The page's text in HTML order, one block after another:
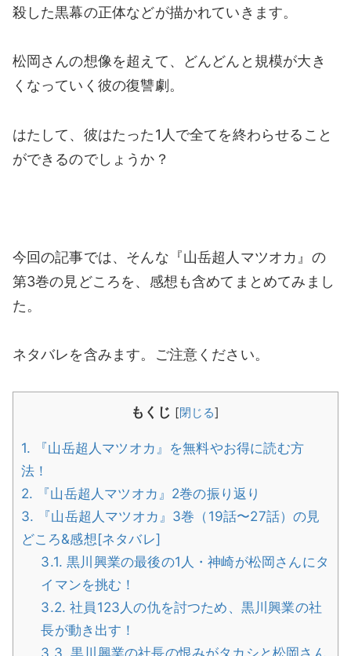
殺した黒幕の正体などが描かれていきます。
松岡さんの想像を超えて、どんどんと規模が大き
くなっていく彼の復讐劇。
はたして、彼はたった1人で全てを終わらせること
ができるのでしょうか？
今回の記事では、そんな『山岳超人マツオカ』の
第3巻の見どころを、感想も含めてまとめてみまし
た。
ネタバレを含みます。ご注意ください。
もくじ [閉じる]
1. 『山岳超人マツオカ』を無料やお得に読む方
法！
2. 『山岳超人マツオカ』2巻の振り返り
3. 『山岳超人マツオカ』3巻（19話〜27話）の見
どころ&感想[ネタバレ]
3.1. 黒川興業の最後の1人・神崎が松岡さんにタ
イマンを挑む！
3.2. 社員123人の仇を討つため、黒川興業の社
長が動き出す！
3.3. 黒川興業の社長の恨みがタカシと松岡さん